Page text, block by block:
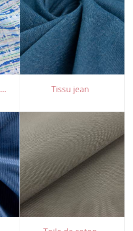
Tissu jacquard - crochet Tissu jean